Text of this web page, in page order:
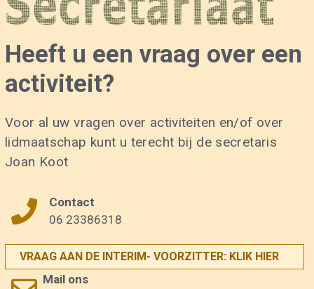
Heeft u een vraag over een
activiteit?
Voor al uw vragen over activiteiten en/of over
lidmaatschap kunt u terecht bij de secretaris
Joan Koot
Contact
06 23386318
VRAAG AAN DE INTERIM- VOORZITTER: KLIK HIER
Mail ons